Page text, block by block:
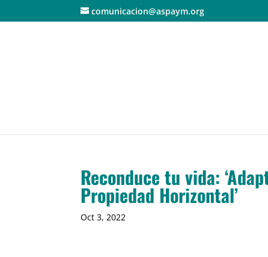
comunicacion@aspaym.org
Reconduce tu vida:
Propiedad Horizontal’
Oct 3, 2022